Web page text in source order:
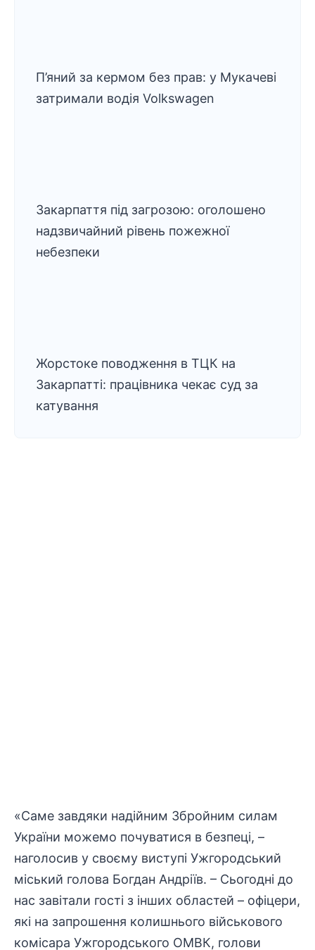
П’яний за кермом без прав: у Мукачеві
затримали водія Volkswagen
Закарпаття під загрозою: оголошено
надзвичайний рівень пожежної
небезпеки
Жорстоке поводження в ТЦК на
Закарпатті: працівника чекає суд за
катування
«Саме завдяки надійним Збройним силам
України можемо почуватися в безпеці, –
наголосив у своєму виступі Ужгородський
міський голова Богдан Андріїв. – Сьогодні до
нас завітали гості з інших областей – офіцери,
які на запрошення колишнього військового
комісара Ужгородського ОМВК, голови